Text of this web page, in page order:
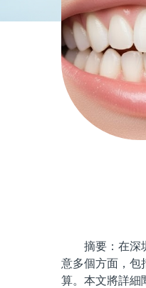
摘要：在深圳
意多個方面，包
算。本文將詳細